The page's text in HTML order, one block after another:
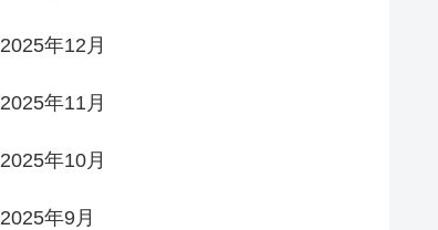
2025年12月
2025年11月
2025年10月
2025年9月